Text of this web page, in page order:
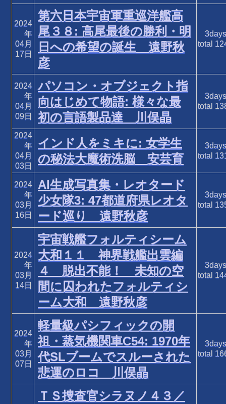
2024
年
04月
17日
第六日本宇宙軍重巡洋艦高
尾３８: 高尾最後の勝利・明
日への希望の誕生 遠野秋
彦
total
2024
年
04月
09日
パソコン・オブジェクト指
向はじめて物語: 様々な最
初の言語製品達 川俣晶
total
2024
年
04月
03日
インド人をミキに: 女学生
の秘法大魔術洗脳 安芸育
total
2024
年
03月
16日
AI生成写真集・レオタード
少女隊3: 47都道府県レオタ
ード巡り 遠野秋彦
total
2024
年
03月
14日
宇宙戦艦フォルティシーム
大和１１ 神界戦艦出雲編
４ 脱出不能！ 未知の空
間に囚われたフォルティシ
ーム大和 遠野秋彦
total
2024
年
03月
07日
軽量級パシフィックの開
祖・蒸気機関車C54: 1970年
代SLブームでスルーされた
悲運のロコ 川俣晶
total
ＴＳ捜査官シラヌノ４３／